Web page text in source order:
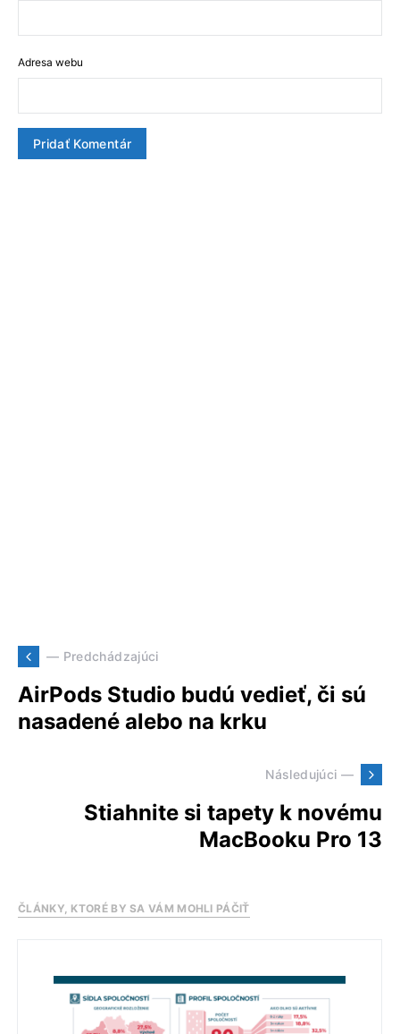
Adresa webu
— Predchádzajúci
AirPods Studio budú vedieť, či sú
nasadené alebo na krku
Následujúci —
Stiahnite si tapety k novému
MacBooku Pro 13
ČLÁNKY, KTORÉ BY SA VÁM MOHLI PÁČIŤ